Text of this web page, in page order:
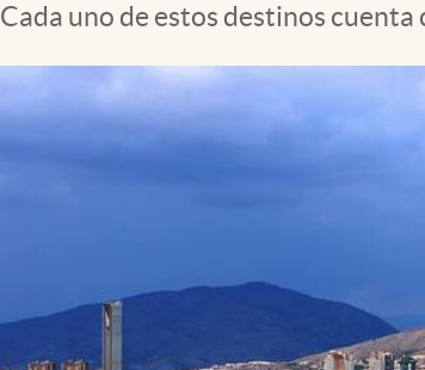
Cada uno de estos destinos